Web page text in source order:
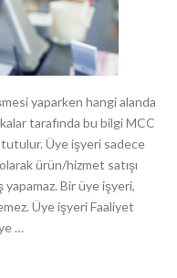
yaparken hangi alanda
tarafında bu bilgi MCC
Üye işyeri sadece
ürün/hizmet satışı
yapamaz. Bir üye işyeri,
Üye işyeri Faaliyet
…